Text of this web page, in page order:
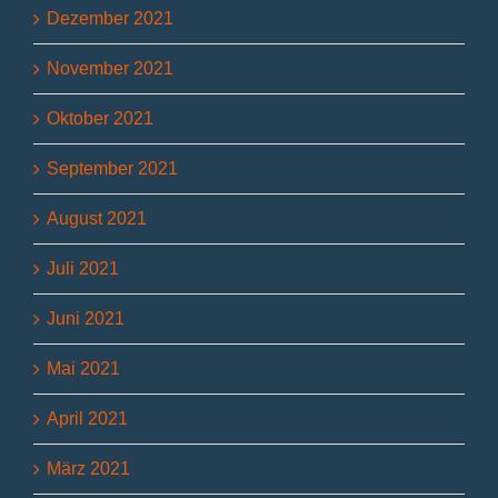
Dezember 2021
November 2021
Oktober 2021
September 2021
August 2021
Juli 2021
Juni 2021
Mai 2021
April 2021
März 2021